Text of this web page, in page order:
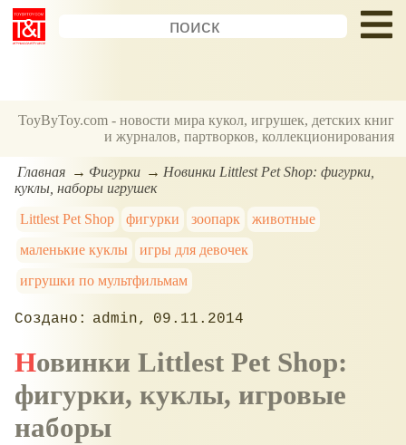
ToyByToy.com - новости мира кукол, игрушек, детских книг
и журналов, партворков, коллекционирования
Главная Фигурки
Новинки Littlest Pet Shop: фигурки,
куклы, наборы игрушек
Littlest Pet Shop
фигурки зоопарк
животные
маленькие куклы
игры для девочек
игрушки по мультфильмам
admin 09.11.2014
Новинки Littlest Pet Shop:
фигурки, куклы, игровые
наборы